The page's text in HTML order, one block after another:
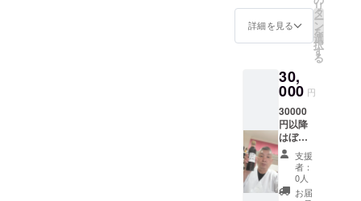
料は私
が持ち
ます
2021年
日迄有
効期限
です
詳細を見る
リ
タ
ー
ン
を
選
択
す
る
30,
000 円
30000
円以降
はぼん
ず2ケー
スと1
ケース
が12本
支援
者：
0人
お届